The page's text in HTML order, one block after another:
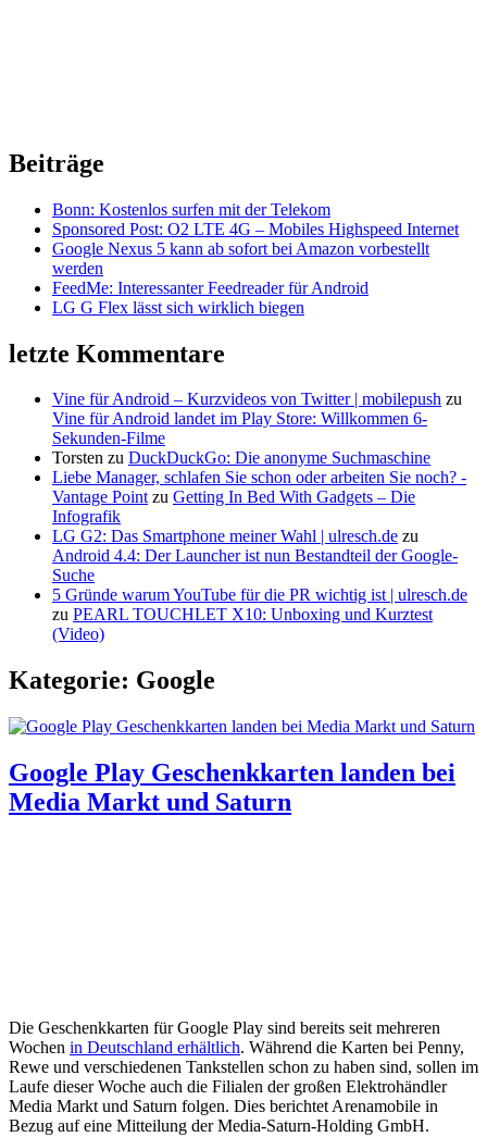
Beiträge
Bonn: Kostenlos surfen mit der Telekom
Sponsored Post: O2 LTE 4G – Mobiles Highspeed Internet
Google Nexus 5 kann ab sofort bei Amazon vorbestellt
werden
FeedMe: Interessanter Feedreader für Android
LG G Flex lässt sich wirklich biegen
letzte Kommentare
Vine für Android – Kurzvideos von Twitter | mobilepush zu
Vine für Android landet im Play Store: Willkommen 6-
Sekunden-Filme
Torsten zu DuckDuckGo: Die anonyme Suchmaschine
Liebe Manager, schlafen Sie schon oder arbeiten Sie noch? -
Vantage Pointzu Getting In Bed With Gadgets – Die
Infografik
LG G2: Das Smartphone meiner Wahl | ulresch.de zu
Android 4.4: Der Launcher ist nun Bestandteil der Google-
Suche
5 Gründe warum YouTube für die PR wichtig ist | ulresch.de
zu PEARL TOUCHLET X10: Unboxing und Kurztest
(Video)
Kategorie: Google
Google Play Geschenkkarten landen bei
Media Markt und Saturn
Die Geschenkkarten für Google Play sind bereits seit mehreren
Wochen in Deutschland erhältlich. Während die Karten bei Penny,
Rewe und verschiedenen Tankstellen schon zu haben sind, sollen im
Laufe dieser Woche auch die Filialen der großen Elektrohändler
Media Markt und Saturn folgen. Dies berichtet Arenamobile in
Bezug auf eine Mitteilung der Media-Saturn-Holding GmbH.